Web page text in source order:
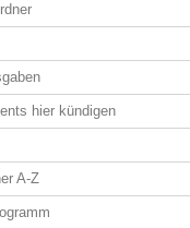
hier kündigen
A-Z